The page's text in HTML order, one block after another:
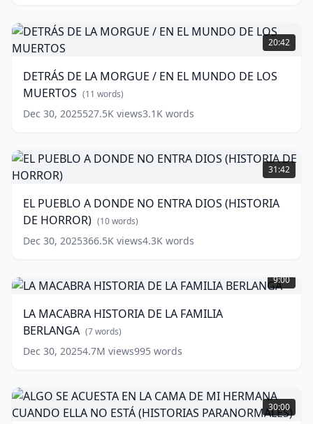
(HISTORIAS
DE
HORROR)
words)
DETRÁS
DE
LA
MORGUE
EN
EL
MUNDO
LOS
MUERTOS (11
words)
20:42
DETRÁS DE LA MORGUE / EN EL MUNDO DE LOS
MUERTOS (11 words)
Dec 30, 2025527.5K views3.1K words
EL
PUEBLO
A
NO
ENTRA
DIOS
(HISTORIA
HORROR)
(10
31:42
EL PUEBLO A DONDE NO ENTRA DIOS (HISTORIA
DE HORROR) (10words)
Dec 30, 2025366.5K views4.3K words
MACABRA
HISTORIA
LA
FAMILIA
BERLANGA (7
9:00
LA MACABRA HISTORIA DE LA FAMILIA
BERLANGA (7words)
Dec 30, 20254.7M views995 words
ALGO
SE
ACUESTA
30:00